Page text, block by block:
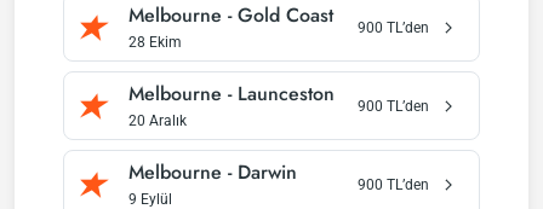
Melbourne -Gold Coast
28 Ekim
900 TL’den
Melbourne - Launceston
20 Aralık
900 TL’den
Melbourne - Darwin
9 Eylül
900 TL’den